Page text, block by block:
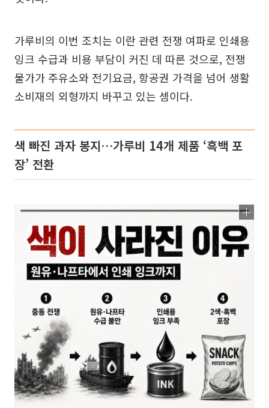
가루비의 이번 조치는 이란 관련 전쟁 여파로 인쇄용
잉크 수급과 비용 부담이 커진 데 따른 것으로, 전쟁
물가가 주유소와 전기요금, 항공권 가격을 넘어 생활
소비재의 외형까지 바꾸고 있는 셈이다.
색 빠진 과자 봉지…가루비 14개 제품 ‘흑백 포
장’ 전환